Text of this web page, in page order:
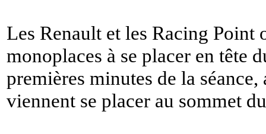
Les Renault et les Racing Point
monoplaces à se placer en tête
premières minutes de la
viennent se placer au sommet